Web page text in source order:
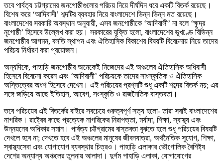
তবে পার্বত্য চট্টগ্রামের জনগোষ্ঠীগুলোর পরিচয় নিয়ে দীর্ঘদিন ধরে একটি বিতর্ক রয়েছে।
বিশেষ করে ‘আদিবাসী’ শব্দটির ব্যবহার নিয়ে বাংলাদেশে ভিন্ন ভিন্ন মত রয়েছে।
বাংলাদেশের সরকারি অবস্থান অনুযায়ী, এসব জনগোষ্ঠীকে ‘আদিবাসী’ না বলে ‘ক্ষুদ্র
নৃগোষ্ঠী’ হিসেবে উল্লেখ করা হয়। সরকারের যুক্তি হলো, বাংলাদেশের ভূখণ্ডে বিভিন্ন
জনগোষ্ঠীর আগমন, বসতি স্থাপন এবং ঐতিহাসিক বিকাশের বিষয়টি বিবেচনায় নিয়ে তাদের
পরিচয় নির্ধারণ করা প্রয়োজন।
অন্যদিকে, পাহাড়ি জনগোষ্ঠীর অনেকেই নিজেদের এই অঞ্চলের ঐতিহাসিক অধিবাসী
হিসেবে বিবেচনা করেন এবং ‘আদিবাসী’ পরিচয়কে তাদের সাংস্কৃতিক ও ঐতিহাসিক
অস্তিত্বের অংশ হিসেবে দেখেন। এই পরিচয়ের প্রশ্নটি শুধু একটি শব্দের বিতর্ক নয়; এর
সঙ্গে জড়িয়ে আছে ইতিহাস, আবেগ, সংস্কৃতি ও রাজনৈতিক বাস্তবতা।
তবে পরিচয়ের এই বিতর্কের বাইরে সবচেয়ে গুরুত্বপূর্ণ সত্য হলো- তারা সবাই বাংলাদেশের
নাগরিক। রাষ্ট্রের কাছে প্রত্যেক নাগরিকের নিরাপত্তা, মর্যাদা, শিক্ষা, স্বাস্থ্য এবং
উন্নয়নের অধিকার সমান। পার্বত্য চট্টগ্রামের বাস্তবতা বুঝতে হলে শুধু পরিচয়ের বিষয়টি
দেখলে হবে না; দেখতে হবে এই অঞ্চলের মানুষের জীবনযাত্রা, অর্থনৈতিক সুযোগ, শিক্ষা,
স্বাস্থ্যসেবা এবং যোগাযোগ ব্যবস্থার চিত্রও। পাহাড়ি এলাকার ভৌগোলিক বৈশিষ্ট্য
দেশের অন্যান্য অঞ্চলের তুলনায় আলাদা। দুর্গম পাহাড়ি এলাকা, যোগাযোগের